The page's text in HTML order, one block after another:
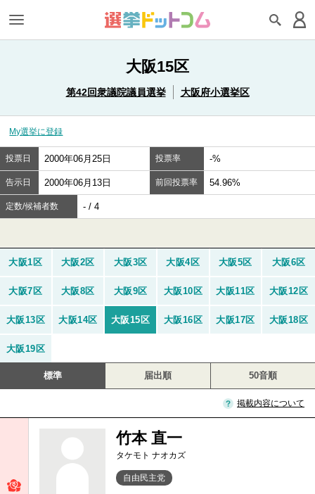
大阪15区
第42回衆議院議員選挙 大阪府小選挙区
My選挙に登録
投票日 2000年06月25日 投票率 -%
告示日 2000年06月13日 前回投票率 54.96%
定数/候補者数 - / 4
大阪1区 大阪2区 大阪3区 大阪4区 大阪5区 大阪6区
大阪7区 大阪8区 大阪9区 大阪10区 大阪11区 大阪12区
大阪13区 大阪14区 大阪15区 大阪16区 大阪17区 大阪18区
大阪19区
標準 届出順 50音順
掲載内容について
竹本 直一
タケモト ナオカズ
自由民主党